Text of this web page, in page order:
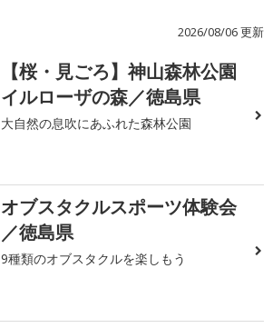
2026/08/06 更新
【桜・見ごろ】神山森林公園
イルローザの森／徳島県
大自然の息吹にあふれた森林公園
オブスタクルスポーツ体験会
／徳島県
9種類のオブスタクルを楽しもう